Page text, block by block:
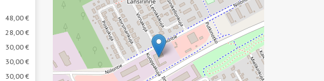
48,00 €
28,00 €
30,00 €
30,00 €
30,00 €